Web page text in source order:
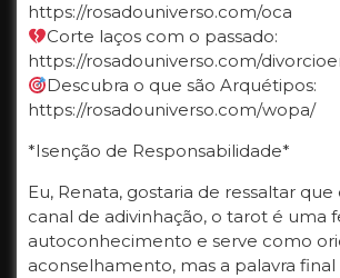
https://rosadouniverso.com/oca
Corte laços com o passado:
https://rosadouniverso.com/
Descubra o que são Arquétipos:
https://rosadouniverso.com/wopa/
*Isenção de Responsabilidade*
Eu, Renata, gostaria de ressaltar
canal de adivinhação, o tarot é uma
autoconhecimento e serve como
aconselhamento, mas a palavra final